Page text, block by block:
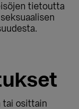
tietoutta
tai osittain